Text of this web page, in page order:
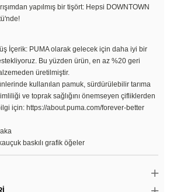
yapılmış bir tişört: Hepsi DOWNTOWN
İçerik: PUMA olarak gelecek için daha iyi bir
Bu yüzden ürün, en az %20 geri
üretilmiştir.
kullanılan pamuk, sürdürülebilir tarıma
ve toprak sağlığını önemseyen çifliklerden
için: https://about.puma.com/forever-better
baskılı grafik öğeler